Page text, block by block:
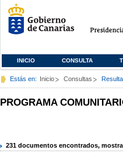
INICIO CONSULTA
Estás en: Inicio Consultas
PROGRAMA
231 documentos encontrados,